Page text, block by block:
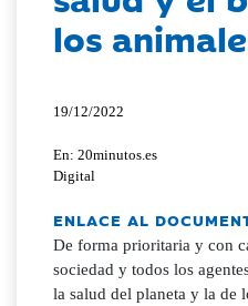
los
19/12/2022
En: 20minutos.es
Digital
ENLACE AL
De forma prioritaria y con
sociedad y todos los
la salud del planeta y la de